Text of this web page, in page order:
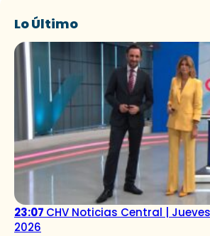
Lo Último
23:07 CHV Noticias Central |
2026